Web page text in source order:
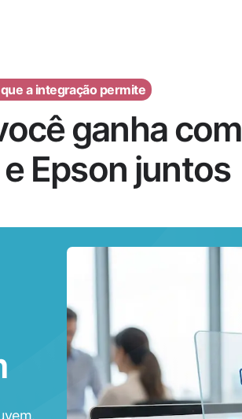
a integração permite
ganha com
Epson juntos